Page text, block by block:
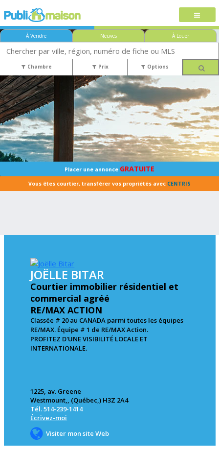
À Vendre Neuves À Louer
Chambre Prix Options
Placer une annonce GRATUITE
Vous êtes courtier, transférer vos propriétés avec CENTRIS
JOËLLE BITAR
Courtier immobilier résidentiel et
commercial agréé
RE/MAX ACTION
Classée # 20 au CANADA parmi toutes les équipes
RE/MAX. Équipe # 1 de RE/MAX Action.
PROFITEZ D'UNE VISIBILITÉ LOCALE ET
INTERNATIONALE.
1225, av. Greene
Westmount,, (Québec,) H3Z 2A4
Tél. 514-239-1414
Écrivez-moi
Visiter mon site Web